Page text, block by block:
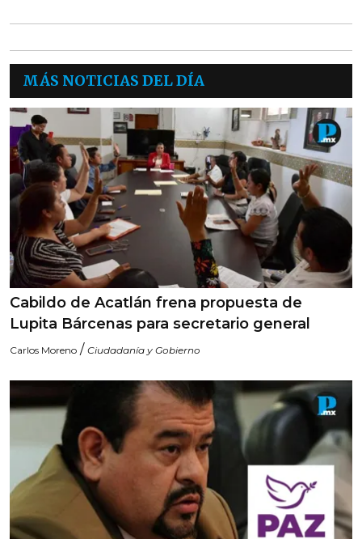
MÁS NOTICIAS DEL DÍA
Cabildo de Acatlán frena propuesta de
Lupita Bárcenas para secretario general
Carlos Moreno / Ciudadanía y Gobierno